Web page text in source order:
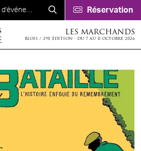
Réservation
LES MARCHANDS
BLOIS / 29E ÉDITION - DU 7 AU 11 OCTOBRE 2026